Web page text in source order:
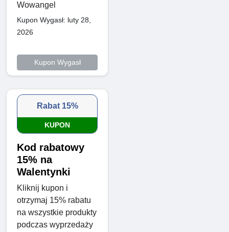
Wowangel
Kupon Wygasł: luty 28,
2026
Kupon Wygasł
Rabat 15%
KUPON
Kod rabatowy
15% na
Walentynki
Kliknij kupon i
otrzymaj 15% rabatu
na wszystkie produkty
podczas wyprzedaży